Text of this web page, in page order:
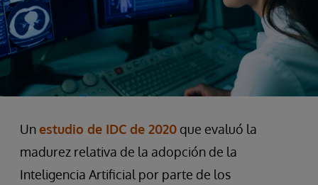
Unestudio de IDC de 2020 que evaluó la
madurez relativa de la adopción de la
Inteligencia Artificial por parte de los